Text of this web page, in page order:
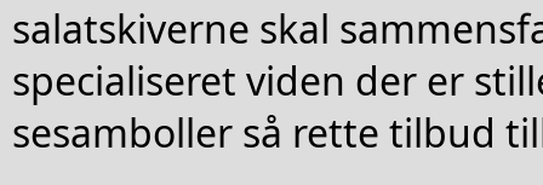
salatskiverne skal
specialiseret viden der er
sesamboller så rette tilbud